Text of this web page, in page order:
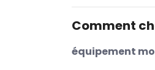
Comment
équipement